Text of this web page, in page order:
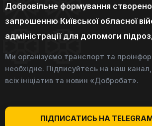
Добровільне формування
запрошенню Київської обласної
адміністрації для допомоги
Ми організуємо транспорт та
необхідне. Підписуйтесь на наш
всіх ініціатив та новин «Добробат».
ПІДПИСАТИСЬ НА